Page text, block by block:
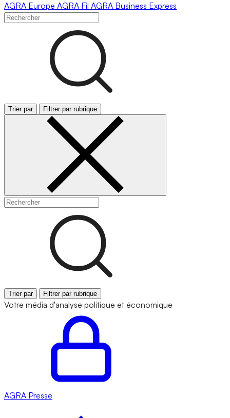
AGRA Europe AGRA Fil AGRA Business Express
Trier par Filtrer par rubrique
Trier par Filtrer par rubrique
Votre média d'analyse politique et économique
AGRA Presse